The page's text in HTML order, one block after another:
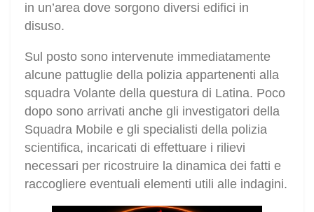
in un’area dove sorgono diversi edifici in
disuso.
Sul posto sono intervenute immediatamente
alcune pattuglie della polizia appartenenti alla
squadra Volante della questura di Latina. Poco
dopo sono arrivati anche gli investigatori della
Squadra Mobile e gli specialisti della polizia
scientifica, incaricati di effettuare i rilievi
necessari per ricostruire la dinamica dei fatti e
raccogliere eventuali elementi utili alle indagini.